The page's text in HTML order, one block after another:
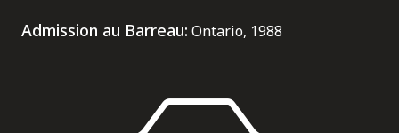
Réseau des anciens d’Osler
Admission au Barreau: Ontario, 1988